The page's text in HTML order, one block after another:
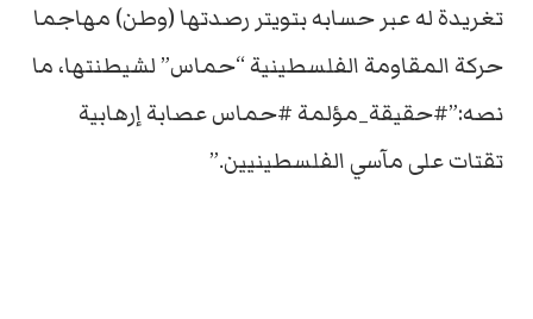
تغريدة له عبر حسابه بتويتر رصدتها (وطن) مهاجما
حركة المقاومة الفلسطينية “حماس” لشيطنتها، ما
نصه:”#حقيقة_مؤلمة #حماس عصابة إرهابية
تقتات على مآسي الفلسطينيين.”